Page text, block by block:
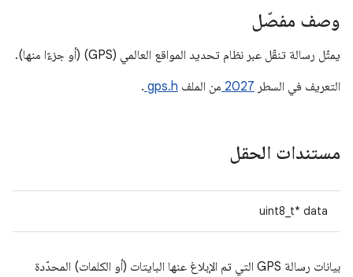
وصف مفصّل
يمثّل رسالة تنقّل عبر نظام تحديد المواقع العالمي (GPS) (أو جزءًا منها).
التعريف في السطر 2027 من الملف gps.h
.
مستندات الحقل
uint8_t* data
بيانات رسالة GPS التي تم الإبلاغ عنها البايتات (أو الكلمات) المحدّدة